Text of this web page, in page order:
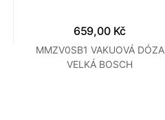
659,00 Kč
MMZV0SB1 VAKUOVÁ DÓZA
VELKÁ BOSCH